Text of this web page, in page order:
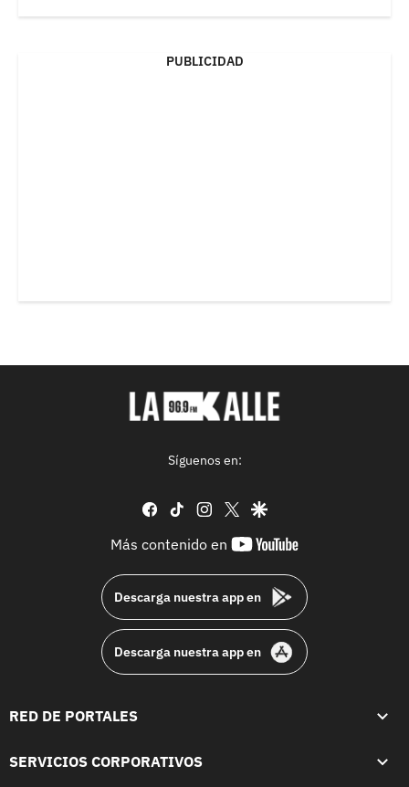
PUBLICIDAD
Síguenos en:
facebook
tiktok instagram
twittergoogle
Más contenido en
youtube-
Descarga nuestra app en
Descarga nuestra app en
RED DE PORTALES
SERVICIOS CORPORATIVOS